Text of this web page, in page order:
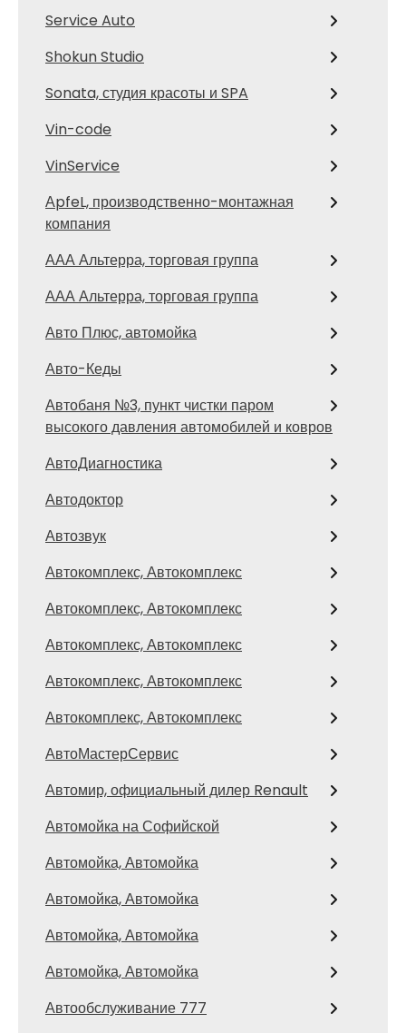
Service Auto
Shokun Studio
Sonata, студия красоты и SPA
Vin-code
VinService
АpfeL, производственно-монтажная
компания
ААА Альтерра, торговая группа
ААА Альтерра, торговая группа
Авто Плюс, автомойка
Авто-Кеды
Автобаня №3, пункт чистки паром
высокого давления автомобилей и ковров
АвтоДиагностика
Автодоктор
Автозвук
Автокомплекс, Автокомплекс
Автокомплекс, Автокомплекс
Автокомплекс, Автокомплекс
Автокомплекс, Автокомплекс
Автокомплекс, Автокомплекс
АвтоМастерСервис
Автомир, официальный дилер Renault
Автомойка на Софийской
Автомойка, Автомойка
Автомойка, Автомойка
Автомойка, Автомойка
Автомойка, Автомойка
Автообслуживание 777